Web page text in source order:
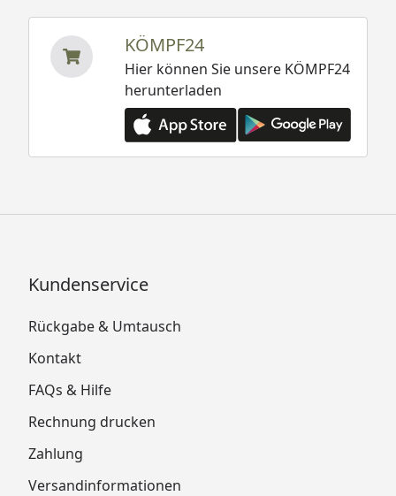
KÖMPF24
Hier können Sie unsere KÖMPF24
herunterladen
Kundenservice
Rückgabe & Umtausch
Kontakt
FAQs & Hilfe
Rechnung drucken
Zahlung
Versandinformationen